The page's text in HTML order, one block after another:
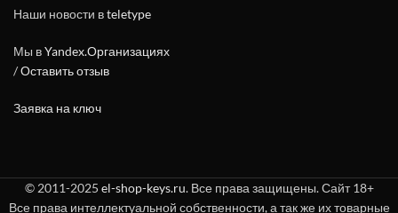
Наши новости вteletype
Мы вYandex.Организациях
/Оставить отзыв
Заявка на ключ
© 2011-2025 el-shop-keys.ru. Все права защищены. Сайт 18+
Все права интеллектуальной собственности, а так же их товарные